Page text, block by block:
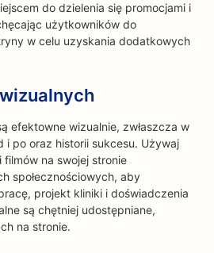
do dzielenia się promocjami i
użytkowników do
w celu uzyskania dodatkowych
efektowne wizualnie, zwłaszcza w
po oraz historii sukcesu. Używaj
na swojej stronie
społecznościowych, aby
projekt kliniki i doświadczenia
są chętniej udostępniane,
na stronie.